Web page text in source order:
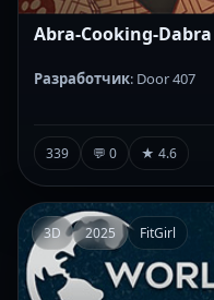
Abra-Cooking-
Разработчик: Door 407
339 💬 0 ★ 4.6
3D 2025 FitGirl